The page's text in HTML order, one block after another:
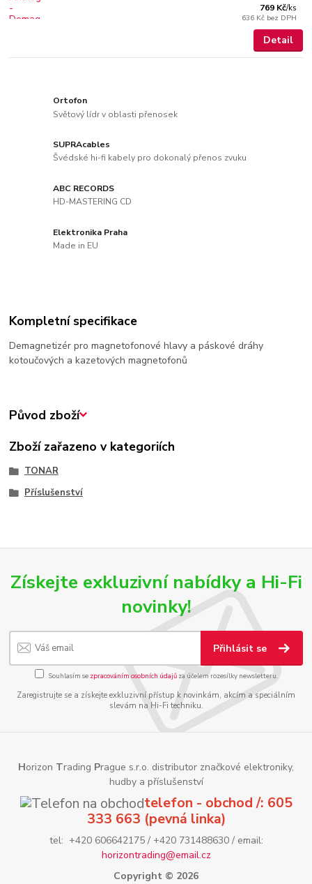
769 Kč/ks
636 Kč bez DPH
Detail
Ortofon
Světový lídr v oblasti přenosek
SUPRAcables
Švédské hi-fi kabely pro dokonalý přenos zvuku
ABC RECORDS
HD-MASTERING CD
Elektronika Praha
Made in EU
Kompletní specifikace
Demagnetizér pro magnetofonové hlavy a páskové dráhy
kotoučových a kazetových magnetofonů
Původ zboží
Zboží zařazeno v kategoriích
TONAR
Příslušenství
Získejte exkluzivní nabídky a Hi-Fi
novinky!
Přihlásit se
Souhlasím se zpracováním osobních údajůza účelem rozesílky newsletteru.
Zaregistrujte se a získejte exkluzivní přístup k novinkám, akcím a speciálním
slevám na Hi-Fi techniku.
Horizon Trading Prague s.r.o. distributor značkové elektroniky,
hudby a příslušenství
telefon - obchod /: 605
333 663 (pevná linka)
tel: +420 606642175 / +420 731488630 / email:
horizontrading@email.cz
Copyright © 2026